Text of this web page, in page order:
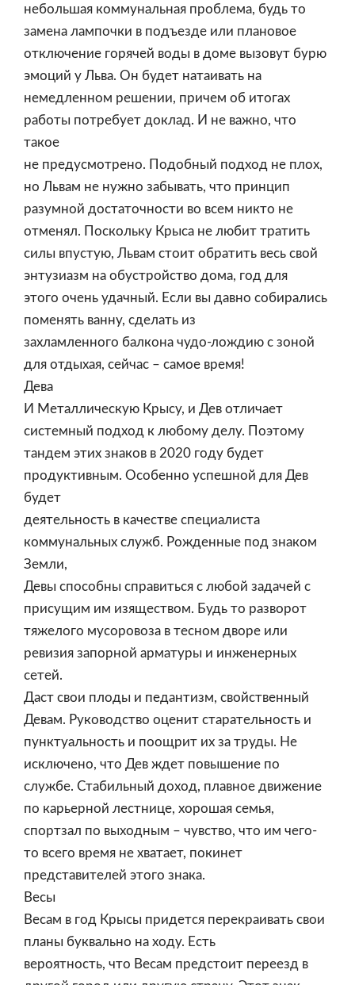
небольшая коммунальная проблема, будь то
замена лампочки в подъезде или плановое
отключение горячей воды в доме вызовут бурю
эмоций у Льва. Он будет натаивать на
немедленном решении, причем об итогах
работы потребует доклад. И не важно, что
такое
не предусмотрено. Подобный подход не плох,
но Львам не нужно забывать, что принцип
разумной достаточности во всем никто не
отменял. Поскольку Крыса не любит тратить
силы впустую, Львам стоит обратить весь свой
энтузиазм на обустройство дома, год для
этого очень удачный. Если вы давно собирались
поменять ванну, сделать из
захламленного балкона чудо-лождию с зоной
для отдыхая, сейчас – самое время!
Дева
И Металлическую Крысу, и Дев отличает
системный подход к любому делу. Поэтому
тандем этих знаков в 2020 году будет
продуктивным. Особенно успешной для Дев
будет
деятельность в качестве специалиста
коммунальных служб. Рожденные под знаком
Земли,
Девы способны справиться с любой задачей с
присущим им изяществом. Будь то разворот
тяжелого мусоровоза в тесном дворе или
ревизия запорной арматуры и инженерных
сетей.
Даст свои плоды и педантизм, свойственный
Девам. Руководство оценит старательность и
пунктуальность и поощрит их за труды. Не
исключено, что Дев ждет повышение по
службе. Стабильный доход, плавное движение
по карьерной лестнице, хорошая семья,
спортзал по выходным – чувство, что им чего-
то всего время не хватает, покинет
представителей этого знака.
Весы
Весам в год Крысы придется перекраивать свои
планы буквально на ходу. Есть
вероятность, что Весам предстоит переезд в